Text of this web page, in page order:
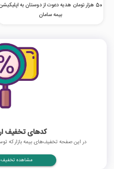
50 هزار تومان هدیه دعوت از دوستان به
بیمه سامان
کدهای تخفیف
در این صفحه تخفیف‌های بیمه بازار که
مشاهده